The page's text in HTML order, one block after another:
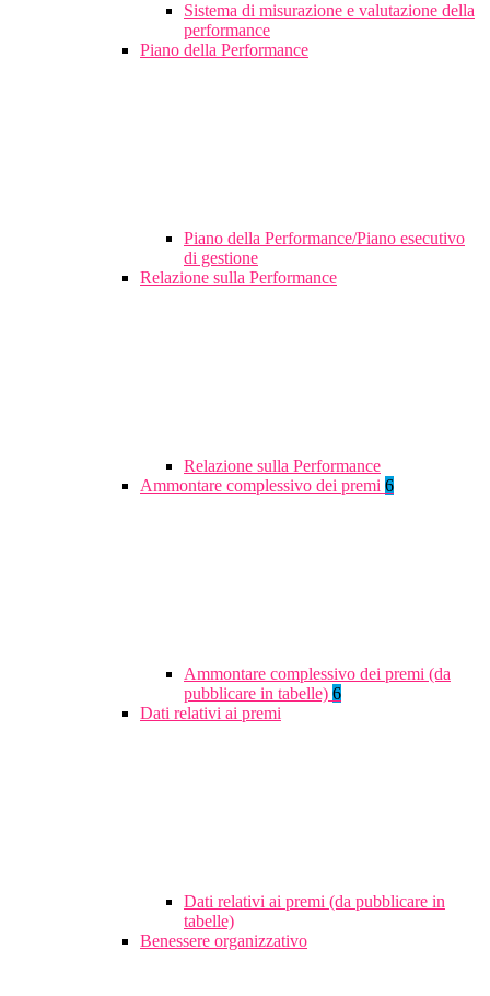
Sistema di misurazione e valutazione della
performance
Piano della Performance
Piano della Performance/Piano esecutivo
di gestione
Relazione sulla Performance
Relazione sulla Performance
Ammontare complessivo dei premi 6
Ammontare complessivo dei premi (da
pubblicare in tabelle) 6
Dati relativi ai premi
Dati relativi ai premi (da pubblicare in
tabelle)
Benessere organizzativo